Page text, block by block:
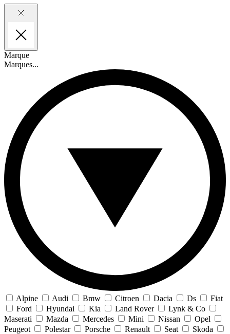
Marque
Marques...
Alpine Audi Bmw Citroen Dacia Ds
Fiat
Ford
Hyundai Kia Land Rover
Lynk & Co
Maserati
Mazda Mercedes Mini Nissan
Opel
Peugeot
Polestar Porsche Renault Seat
Skoda